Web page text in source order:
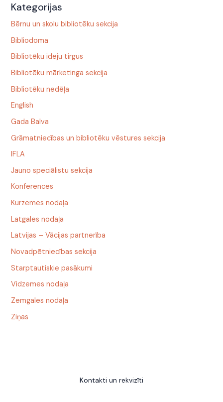
Kategorijas
Bērnu un skolu bibliotēku sekcija
Bibliodoma
Bibliotēku ideju tirgus
Bibliotēku mārketinga sekcija
Bibliotēku nedēļa
English
Gada Balva
Grāmatniecības un bibliotēku vēstures sekcija
IFLA
Jauno speciālistu sekcija
Konferences
Kurzemes nodaļa
Latgales nodaļa
Latvijas – Vācijas partnerība
Novadpētniecības sekcija
Starptautiskie pasākumi
Vidzemes nodaļa
Zemgales nodaļa
Ziņas
Kontakti un rekvizīti